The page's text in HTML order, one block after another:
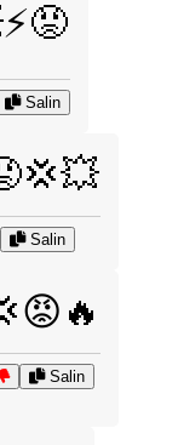
Salin
Salin
Salin